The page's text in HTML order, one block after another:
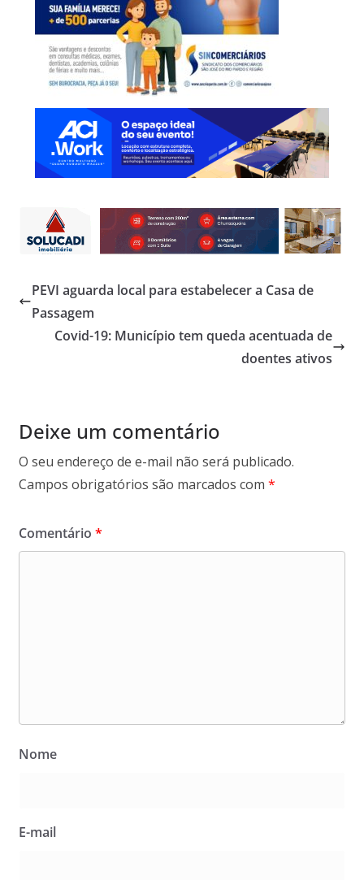
PEVI aguarda local para estabelecer a Casa de
Passagem
Covid-19: Município tem queda acentuada de
doentes ativos
Deixe um comentário
O seu endereço de e-mail não será publicado.
Campos obrigatórios são marcados com *
Comentário *
Nome
E-mail